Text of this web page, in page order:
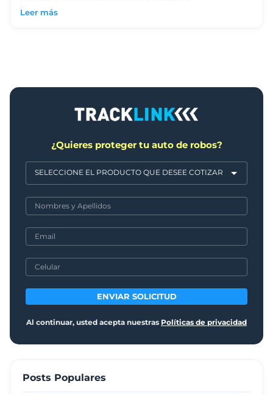
Leer más
¿Quieres proteger tu auto de robos?
ENVIAR SOLICITUD
Al continuar, usted acepta nuestras Políticas de privacidad
Posts Populares